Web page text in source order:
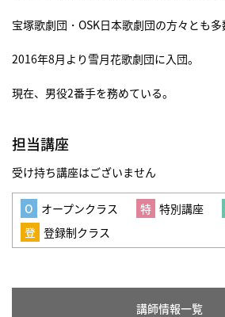
宝塚歌劇団・OSK日本歌劇団の方々とも多
2016年8月より雪月花歌劇団に入団。
現在、男役2番手を務めている。
担当講座
受け持ち講座はございません
オープンクラス 特別講座
登録制クラス
講師情報一覧